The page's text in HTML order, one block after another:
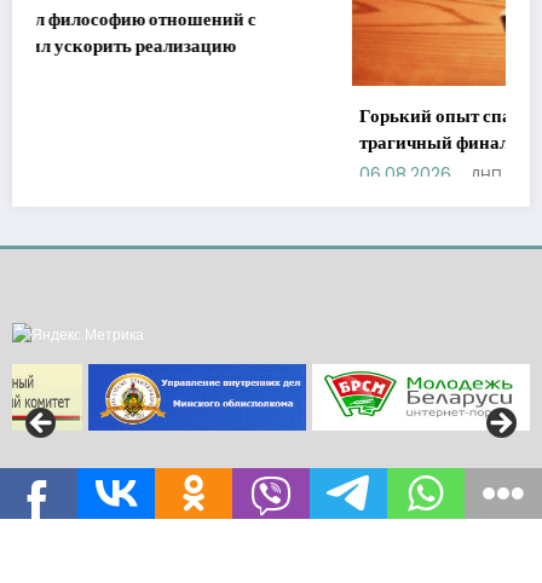
Горький опыт спасателей: детская шалость и
трагичный финал, которого можно было избежать